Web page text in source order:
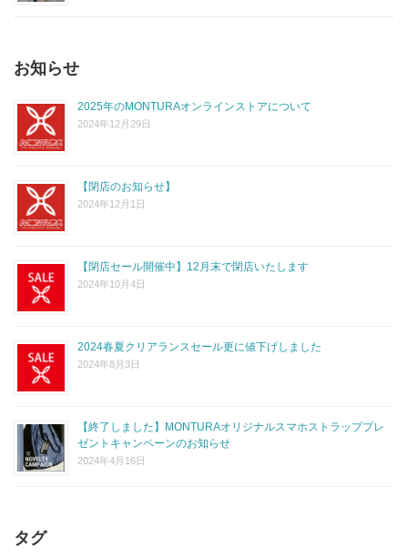
お知らせ
2025年のMONTURAオンラインストアについて
2024年12月29日
【閉店のお知らせ】
2024年12月1日
【閉店セール開催中】12月末で閉店いたします
2024年10月4日
2024春夏クリアランスセール更に値下げしました
2024年8月3日
【終了しました】MONTURAオリジナルスマホストラッププレ
ゼントキャンペーンのお知らせ
2024年4月16日
タグ